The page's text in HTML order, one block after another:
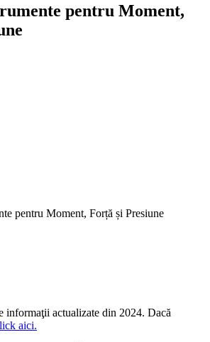
pentru Moment,
informaţii actualizate din 2024. Dacă
aici.